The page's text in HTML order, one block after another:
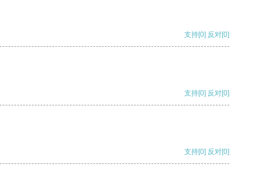
支持[0] 反对[0]
支持[0] 反对[0]
支持[0] 反对[0]